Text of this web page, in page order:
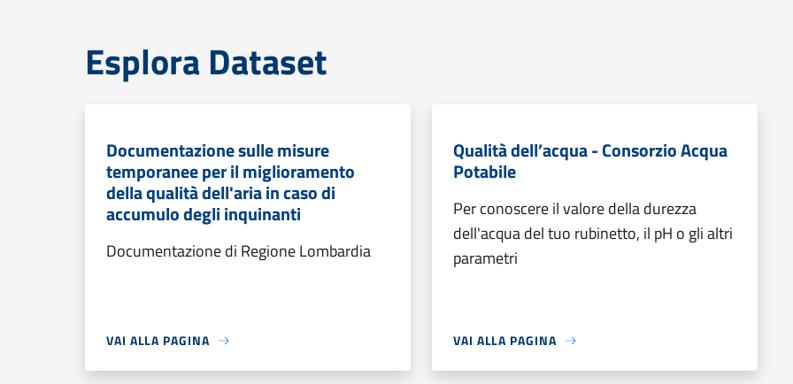
Esplora Dataset
Documentazione sulle misure
temporanee per il miglioramento
della qualità dell'aria in caso di
accumulo degli inquinanti
Documentazione di Regione Lombardia
VAI ALLA PAGINA
Qualità dell’acqua - Consorzio Acqua
Potabile
Per conoscere il valore della durezza
dell'acqua del tuo rubinetto, il pH o gli altri
parametri
VAI ALLA PAGINA